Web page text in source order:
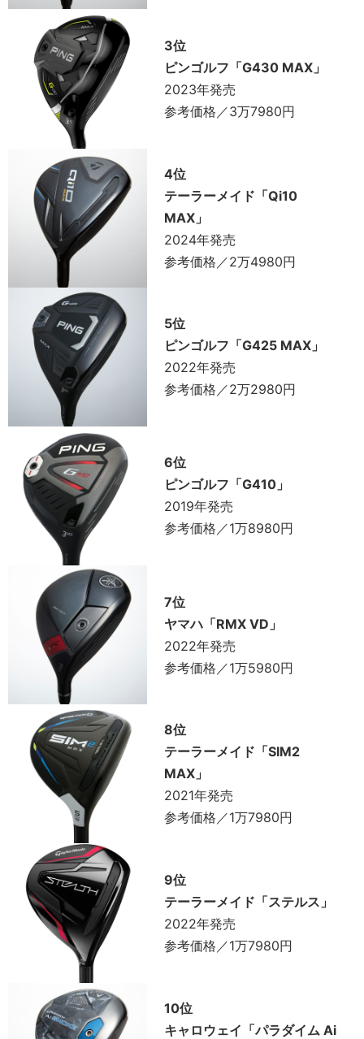
3位
ピンゴルフ「G430 MAX」
2023年発売
参考価格／3万7980円
4位
テーラーメイド「Qi10
MAX」
2024年発売
参考価格／2万4980円
5位
ピンゴルフ「G425 MAX」
2022年発売
参考価格／2万2980円
6位
ピンゴルフ「G410」
2019年発売
参考価格／1万8980円
7位
ヤマハ「RMX VD」
2022年発売
参考価格／1万5980円
8位
テーラーメイド「SIM2
MAX」
2021年発売
参考価格／1万7980円
9位
テーラーメイド「ステルス」
2022年発売
参考価格／1万7980円
10位
キャロウェイ「パラダイム Ai